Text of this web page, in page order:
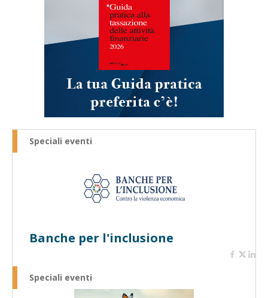
Speciali eventi
Banche per l'inclusione
Speciali eventi